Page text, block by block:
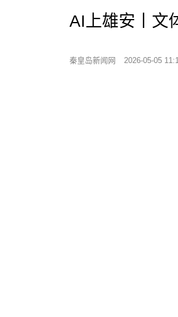
AI上雄安丨文
秦皇岛新闻网 2026-05-05